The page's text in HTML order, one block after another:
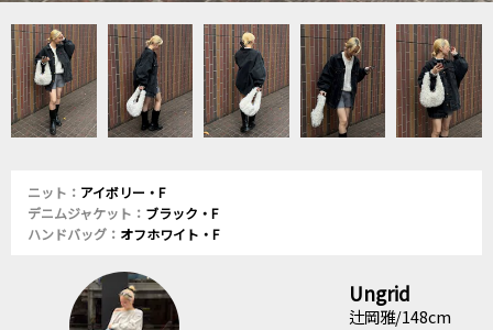
ニット： アイボリー・F
デニムジャケット： ブラック・F
ハンドバッグ： オフホワイト・F
Ungrid
辻岡雅/148cm